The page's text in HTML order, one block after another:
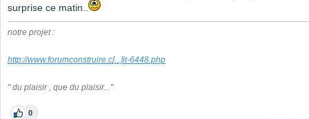
surprise ce matin..
notre projet :
http://www.forumconstruire.c[...]it-6448.php
" du plaisir , que du plaisir..."
0